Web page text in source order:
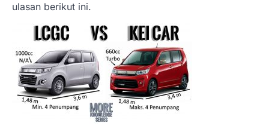
ulasan berikut ini.